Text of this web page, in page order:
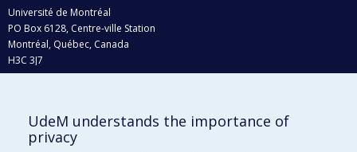
Université de Montréal
PO Box 6128, Centre-ville Station
Montréal, Québec, Canada
H3C 3J7
Who does what?
UdeM understands the importance of
privacy